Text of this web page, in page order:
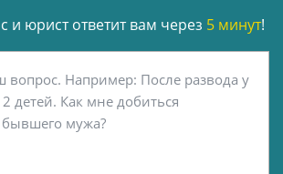
и юрист ответит вам через 5 минут!